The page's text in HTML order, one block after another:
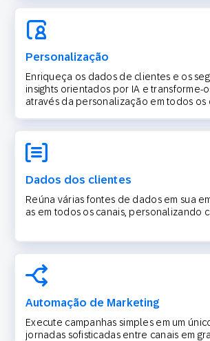
Personalização
Enriqueça os dados de clientes e os
insights orientados por IA e transforme-
através da personalização em todos os
Dados dos clientes
Reúna várias fontes de dados em sua
as em todos os canais, personalizando
Automação de Marketing
Execute campanhas simples em um
jornadas sofisticadas entre canais em